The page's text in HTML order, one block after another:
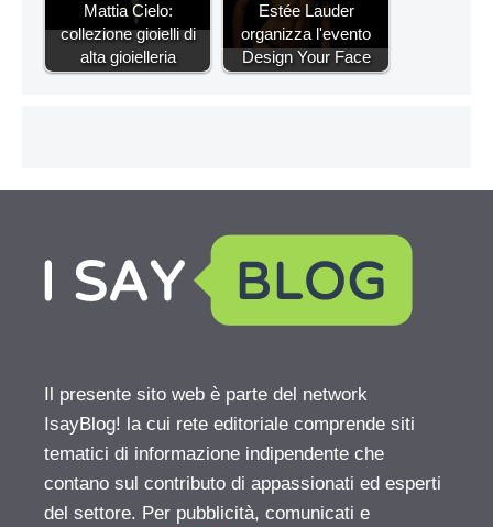
Mattia Cielo:
collezione gioielli di
alta gioielleria
Estée Lauder
organizza l'evento
Design Your Face
Il presente sito web è parte del network
IsayBlog! la cui rete editoriale comprende siti
tematici di informazione indipendente che
contano sul contributo di appassionati ed esperti
del settore. Per pubblicità, comunicati e